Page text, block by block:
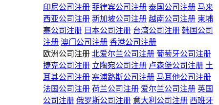
印尼公司注册 菲律宾公司注册 泰国公司注册 马来
西亚公司注册 新加坡公司注册 越南公司注册 柬埔
寨公司注册 日本公司注册 台湾公司注册 韩国公司
注册 澳门公司注册 香港公司注册
欧洲公司注册 北爱尔兰公司注册 葡萄牙公司注册
捷克公司注册 立陶宛公司注册 卢森堡公司注册 土
耳其公司注册 塞浦路斯公司注册 马耳他公司注册
法国公司注册 荷兰公司注册 爱尔兰公司注册 英国
公司注册 俄罗斯公司注册 意大利公司注册 西班牙